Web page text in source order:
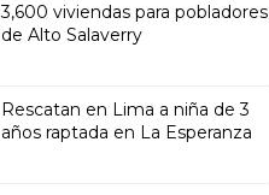
3,600 viviendas para pobladores
de Alto Salaverry
Rescatan en Lima a niña de 3
años raptada en La Esperanza